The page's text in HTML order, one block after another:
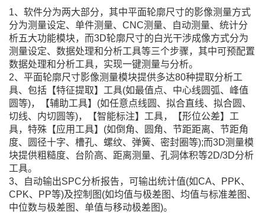
1、软件分为两大部分，其中平面轮廓尺寸的影像测量方式
分为测量设定、单件测量、CNC测量、自动测量、统计分
析五大功能模块，而3D轮廓尺寸的白光干涉成像方式分为
测量设定、数据处理和分析工具等三个步骤，其中可预配置
数据处理和分析工具，实现一键测量与分析。
2、平面轮廓尺寸影像测量模块提供多达80种提取分析工
具、包括【特征提取】工具(如最值点、中心线圆弧、峰值
圆等)，【辅助工具】(如任意点线圆、拟合直线、拟合圆、
切线、内切圆等)，【智能标注】工具，【形位公差】工
具，特殊【应用工具】(如倒角、圆角、节距距离、节距角
度、圆径十字、槽孔、螺纹、弹簧、密封圈等);而3D测量模
块提供粗糙度、台阶高、距离测量、孔洞体积等2D/3D分析
工具。
3、自动输出SPC分析报告，可输出统计值(如CA、PPK、
CPK、PP等)及控制图(如均值与极差图、 均值与标准差图、
中位数与极差图、单值与移动极差图)。